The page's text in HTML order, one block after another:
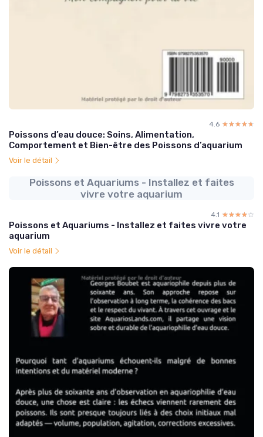
4.6 ☆☆☆☆☆
★★★★★
Poissons d’eau douce: Soins, Alimentation,
Comportement et Bien-être des Poissons d’aquarium
Voir le détail
Poissons et Aquariums - Installez et faites
vivre votre aquarium
4.1 ☆☆☆☆☆
★★★★★
Poissons et Aquariums - Installez et faites vivre votre
aquarium
Voir le détail